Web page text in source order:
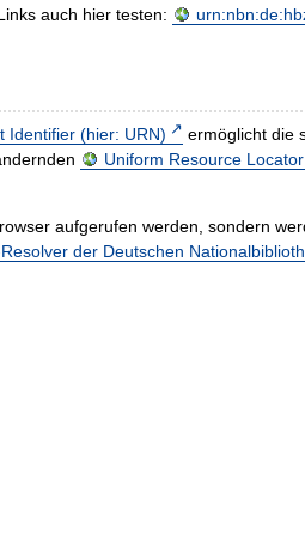
auch hier testen:
Identifier (hier: URN)
ermöglicht die
Uniform Resource
aufgerufen werden, sondern
der Deutschen